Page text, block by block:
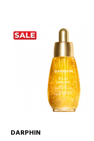
DARPHIN